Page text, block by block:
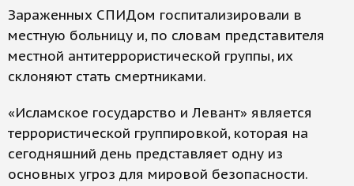
Зараженных СПИДом госпитализировали в
местную больницу и, по словам представителя
местной антитеррористической группы, их
склоняют стать смертниками.
«Исламское государство и Левант» является
террористической группировкой, которая на
сегодняшний день представляет одну из
основных угроз для мировой безопасности.